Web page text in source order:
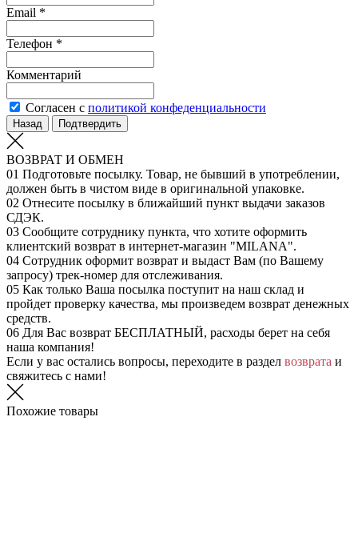
Email *
Телефон *
Комментарий
Согласен с политикой конфеденциальности
Назад Подтвердить
ВОЗВРАТ И ОБМЕН
01 Подготовьте посылку. Товар, не бывший в употреблении,
должен быть в чистом виде в оригинальной упаковке.
02 Отнесите посылку в ближайший пункт выдачи заказов
СДЭК.
03 Сообщите сотруднику пункта, что хотите оформить
клиентский возврат в интернет-магазин "MILANA".
04 Сотрудник оформит возврат и выдаст Вам (по Вашему
запросу) трек-номер для отслеживания.
05 Как только Ваша посылка поступит на наш склад и
пройдет проверку качества, мы произведем возврат денежных
средств.
06 Для Вас возврат БЕСПЛАТНЫЙ, расходы берет на себя
наша компания!
Если у вас остались вопросы, переходите в раздел возврата и
свяжитесь с нами!
Похожие товары